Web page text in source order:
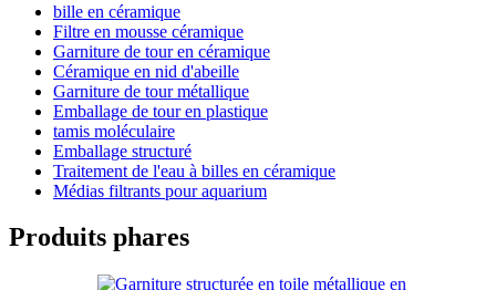
bille en céramique
Filtre en mousse céramique
Garniture de tour en céramique
Céramique en nid d'abeille
Garniture de tour métallique
Emballage de tour en plastique
tamis moléculaire
Emballage structuré
Traitement de l'eau à billes en céramique
Médias filtrants pour aquarium
Produits phares